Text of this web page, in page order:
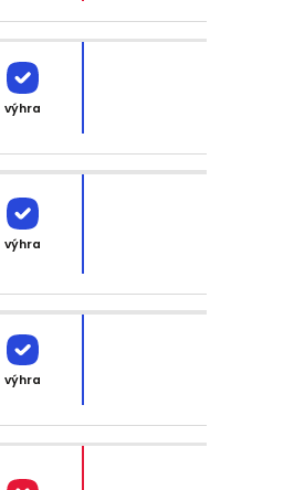
výhra
výhra
výhra